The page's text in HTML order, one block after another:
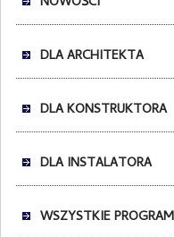
DLA ARCHITEKTA
DLA KONSTRUKTORA
DLA INSTALATORA
WSZYSTKIE